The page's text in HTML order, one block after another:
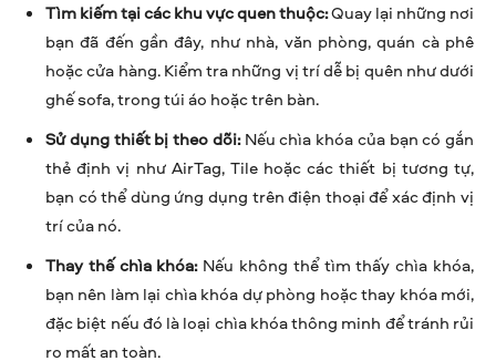
Tìm kiếm tại các khu vực quen thuộc:Quay lại những nơi
bạn đã đến gần đây, như nhà, văn phòng, quán cà phê
hoặc cửa hàng. Kiểm tra những vị trí dễ bị quên như dưới
ghế sofa, trong túi áo hoặc trên bàn.
Sử dụng thiết bị theo dõi:Nếu chìa khóa của bạn có gắn
thẻ định vị như AirTag, Tile hoặc các thiết bị tương tự,
bạn có thể dùng ứng dụng trên điện thoại để xác định vị
trí của nó.
Thay thế chìa khóa:Nếu không thể tìm thấy chìa khóa,
bạn nên làm lại chìa khóa dự phòng hoặc thay khóa mới,
đặc biệt nếu đó là loại chìa khóa thông minh để tránh rủi
ro mất an toàn.